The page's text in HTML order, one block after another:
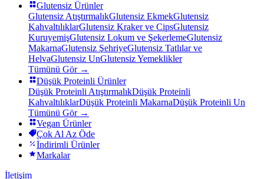
Glutensiz Ürünler
Glutensiz AtıştırmalıkGlutensiz EkmekGlutensiz
KahvaltılıklarGlutensiz Kraker ve CipsGlutensiz
KuruyemişGlutensiz Lokum ve ŞekerlemeGlutensiz
MakarnaGlutensiz ŞehriyeGlutensiz Tatlılar ve
HelvaGlutensiz UnGlutensiz Yemeklikler
Tümünü Gör →
Düşük Proteinli Ürünler
Düşük Proteinli AtıştırmalıkDüşük Proteinli
KahvaltılıklarDüşük Proteinli MakarnaDüşük Proteinli Un
Tümünü Gör →
Vegan Ürünler
Çok Al Az Öde
İndirimli Ürünler
Markalar
İletişim